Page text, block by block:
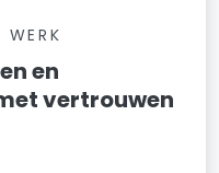
en
vertrouwen